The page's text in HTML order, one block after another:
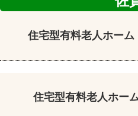
住宅型有料老人ホーム
住宅型有料老人ホー